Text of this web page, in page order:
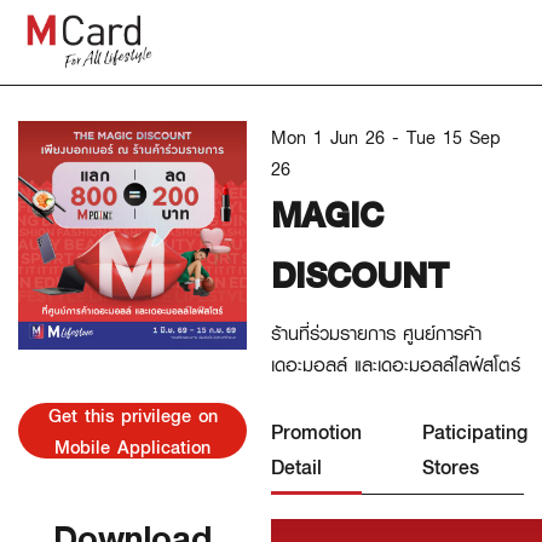
Get this privilege on
Mobile Application
Mon 1 Jun 26 - Tue 15 Sep
26
MAGIC
DISCOUNT
ร้านที่ร่วมรายการ ศูนย์การค้า
เดอะมอลล์ และเดอะมอลล์ไลฟ์สโตร์
Promotion
Detail
Paticipating
Stores